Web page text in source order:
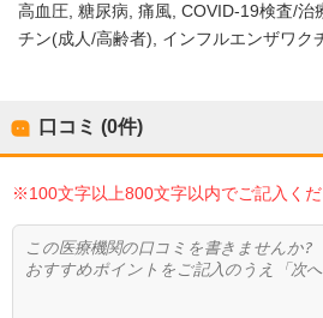
高血圧 糖尿病 痛風 COVID-19検査/治
チン(成人/高齢者)
インフルエンザワク
口コミ (0件)
※100文字以上800文字以内でご記入く